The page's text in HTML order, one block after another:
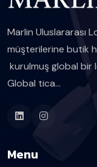
Marlin Uluslararası
müşterilerine butik
kurulmuş global bir
Global tica...
Menu